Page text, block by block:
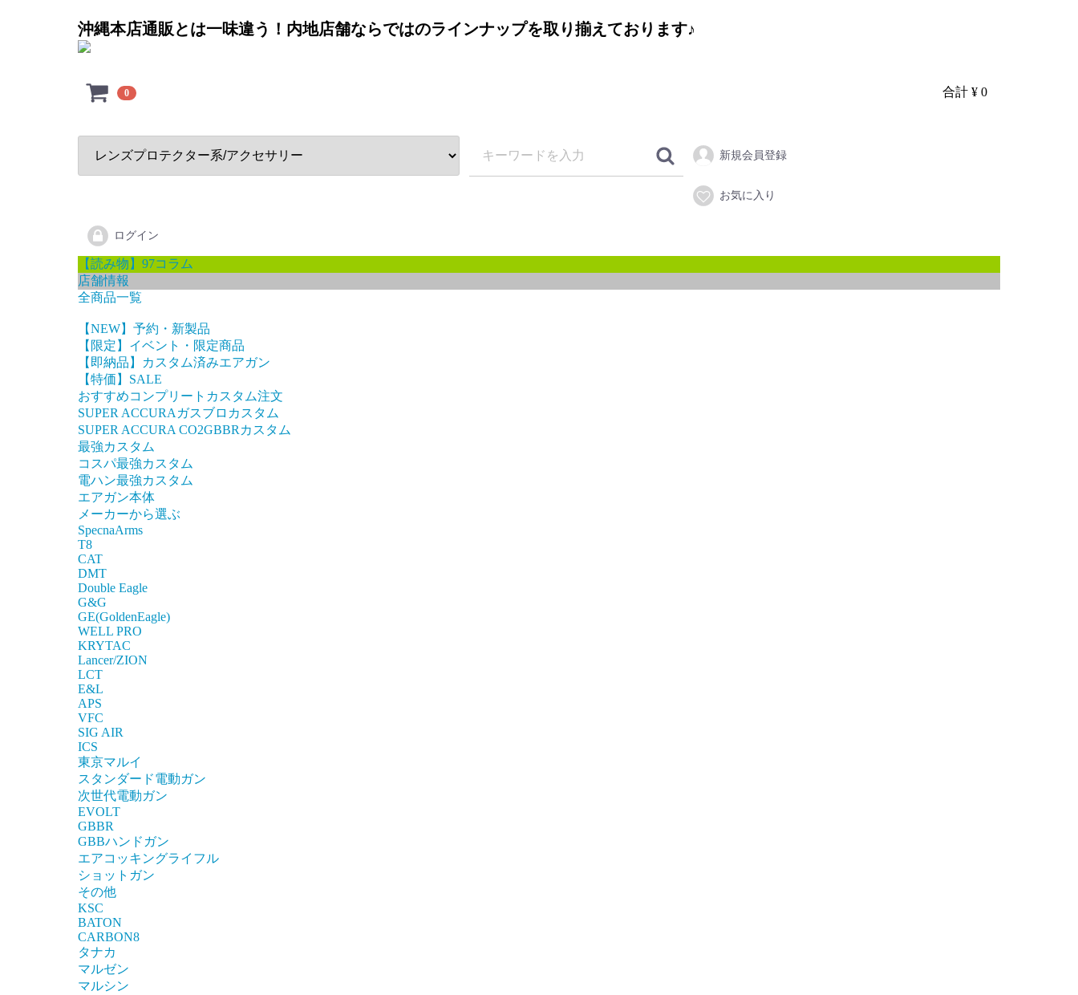
沖縄本店通販とは一味違う！内地店舗ならではのラインナップを取り揃えております♪
0 合計 ¥ 0
新規会員登録
お気に入り
ログイン
【読み物】97コラム
店舗情報
全商品一覧
【NEW】予約・新製品
【限定】イベント・限定商品
【即納品】カスタム済みエアガン
【特価】SALE
おすすめコンプリートカスタム注文
SUPER ACCURAガスブロカスタム
SUPER ACCURA CO2GBBRカスタム
最強カスタム
コスパ最強カスタム
電ハン最強カスタム
エアガン本体
メーカーから選ぶ
SpecnaArms
T8
CAT
DMT
Double Eagle
G&G
GE(GoldenEagle)
WELL PRO
KRYTAC
Lancer/ZION
LCT
E&L
APS
VFC
SIG AIR
ICS
東京マルイ
スタンダード電動ガン
次世代電動ガン
EVOLT
GBBR
GBBハンドガン
エアコッキングライフル
ショットガン
その他
KSC
BATON
CARBON8
タナカ
マルゼン
マルシン